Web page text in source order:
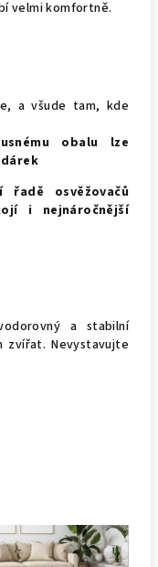
velmi komfortně.
a všude tam, kde
obalu lze
osvěžovačů
i nejnáročnější
a stabilní
zvířat. Nevystavujte